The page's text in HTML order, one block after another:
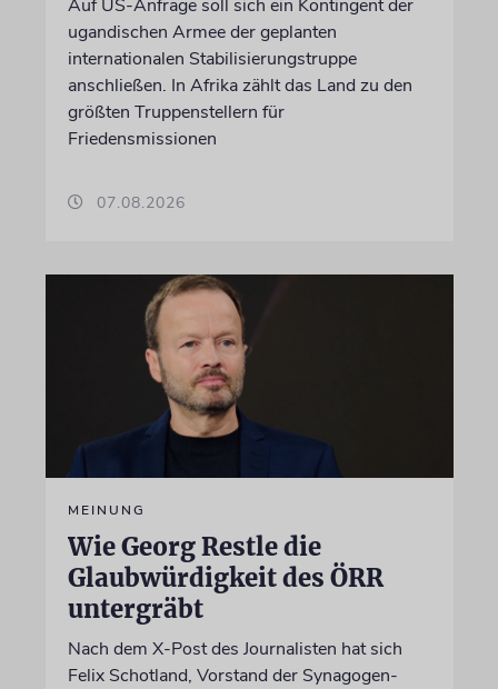
Auf US-Anfrage soll sich ein Kontingent der
ugandischen Armee der geplanten
internationalen Stabilisierungstruppe
anschließen. In Afrika zählt das Land zu den
größten Truppenstellern für
Friedensmissionen
07.08.2026
MEINUNG
Wie Georg Restle die
Glaubwürdigkeit des ÖRR
untergräbt
Nach dem X-Post des Journalisten hat sich
Felix Schotland, Vorstand der Synagogen-